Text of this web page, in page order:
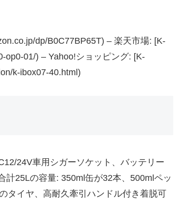
dp/B0C77BP65T) – 楽天市場: [K-
op0-01/) – Yahoo!ショッピング: [K-
k-ibox07-40.html)
24V車用シガーソケット、バッテリー
計25Lの容量: 350ml缶が32本、500mlペッ
タイヤ、高耐久牽引ハンドル付き着脱可